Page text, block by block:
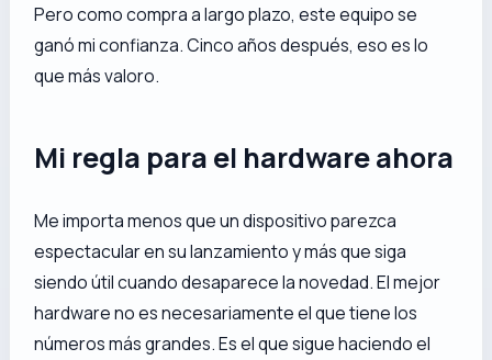
Pero como compra a largo plazo, este equipo se
ganó mi confianza. Cinco años después, eso es lo
que más valoro.
Mi regla para el hardware ahora
Me importa menos que un dispositivo parezca
espectacular en su lanzamiento y más que siga
siendo útil cuando desaparece la novedad. El mejor
hardware no es necesariamente el que tiene los
números más grandes. Es el que sigue haciendo el